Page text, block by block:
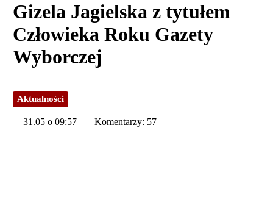
Gizela Jagielska z tytułem
Człowieka Roku Gazety
Wyborczej
Aktualności
31.05 o 09:57 Komentarzy: 57